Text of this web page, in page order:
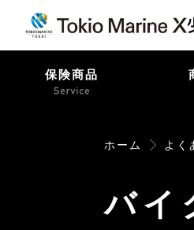
保険商品
ホーム よく
バイ